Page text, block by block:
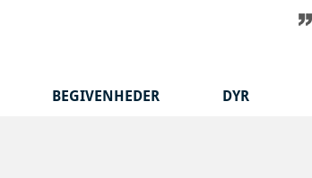
BEGIVENHEDER DYR